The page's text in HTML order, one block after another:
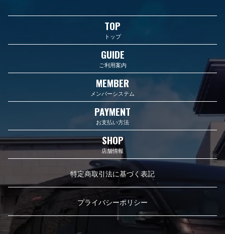
TOP
トップ
GUIDE
ご利用案内
MEMBER
メンバーシステム
PAYMENT
お支払い方法
SHOP
店舗情報
特定商取引法に基づく表記
プライバシーポリシー